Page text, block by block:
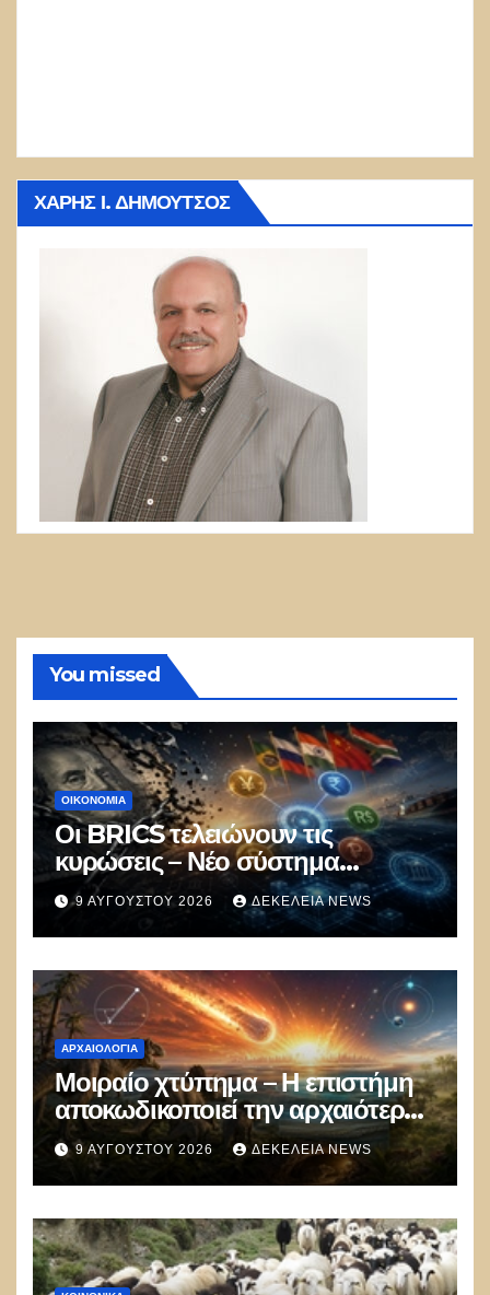
ΧΆΡΗΣ Ι. ΔΗΜΟΎΤΣΟΣ
You missed
ΟΙΚΟΝΟΜΙΑ
Οι BRICS τελειώνουν τις
κυρώσεις – Νέο σύστημα
πληρωμών με ψηφιακά
νομίσματα εκτός δολαρίου για το
εμπόριο
9 ΑΥΓΟΎΣΤΟΥ 2026 ΔΕΚΈΛΕΙΑ NEWS
ΑΡΧΑΙΟΛΟΓΊΑ
Μοιραίο χτύπημα – Η επιστήμη
αποκωδικοποιεί την αρχαιότερη
μαζική δολοφονία στην Ιστορία
9 ΑΥΓΟΎΣΤΟΥ 2026 ΔΕΚΈΛΕΙΑ NEWS